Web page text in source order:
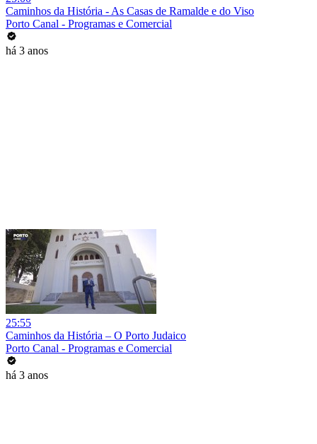
Caminhos da História - As Casas de Ramalde e do Viso
Porto Canal - Programas e Comercial
há 3 anos
25:55
Caminhos da História – O Porto Judaico
Porto Canal - Programas e Comercial
há 3 anos